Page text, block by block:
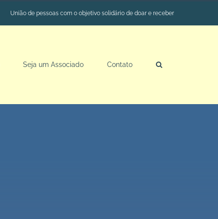
União de pessoas com o objetivo solidário de doar e receber
Seja um Associado Contato